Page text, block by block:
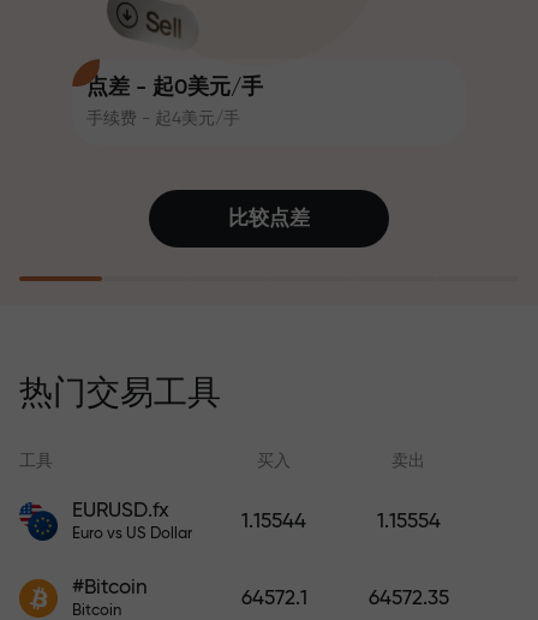
点差 - 起0美元/手
手续费 - 起4美元/手
伙伴，激励客户实现雄心勃勃的目
值账户即可获得iPhone、MacBook
或梦想旅行
证6个月内利润增长3倍。放心交易—
您的资金受到保护！
奖金。X1000不是印刷错误。存款
比较点差
热门交易工具
工具 买入 卖出
EURUSD.fx
Euro vs US Dollar
1.15544 1.15554
#Bitcoin
Bitcoin
64572.1 64572.35